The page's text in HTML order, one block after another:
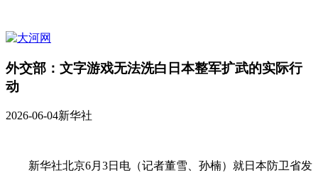
外交部：文字游戏无法洗白日本整军扩武的实际行
动
2026-06-04新华社
新华社北京6月3日电（记者董雪、孙楠）就日本防卫省发